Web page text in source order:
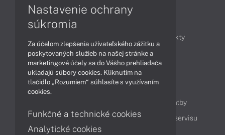
Produkty
Technológie
Videá
Obsah
Možnosti doručenia a platby
Podpora a servis
Servisné služby Cenník servisu
Nastavenie ochrany
súkromia
Za účelom zlepšenia užívateľského zážitku a
poskytovaných služieb na našej stránke a
marketingové účely sa do Vášho prehliadača
ukladajú súbory cookies. Kliknutím na
tlačidlo „Rozumiem“ súhlasíte s využívaním
cookies.
Funkčné a technické cookies
Analytické cookies